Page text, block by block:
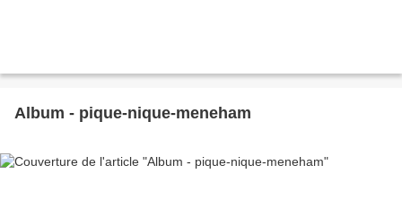
Album - pique-nique-meneham